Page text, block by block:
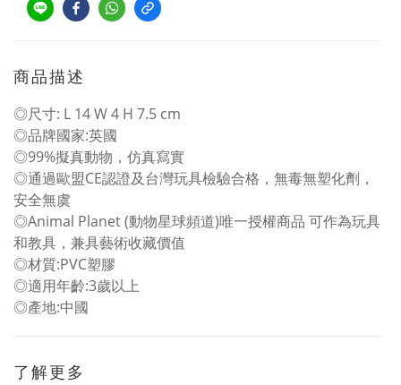
商品描述
◎尺寸: L 14 W 4 H 7.5 cm
◎品牌國家:英國
◎99%擬真動物，仿真寫實
◎通過歐盟CE認證及台灣玩具檢驗合格，無毒無塑化劑，
安全無虞
◎Animal Planet (動物星球頻道)唯一授權商品 可作為玩具
和教具，兼具藝術收藏價值
◎材質:PVC塑膠
◎適用年齡:3歲以上
◎產地:中國
了解更多